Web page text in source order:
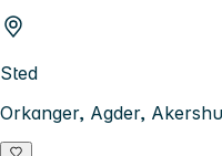
Sted
Orkanger, Agder,